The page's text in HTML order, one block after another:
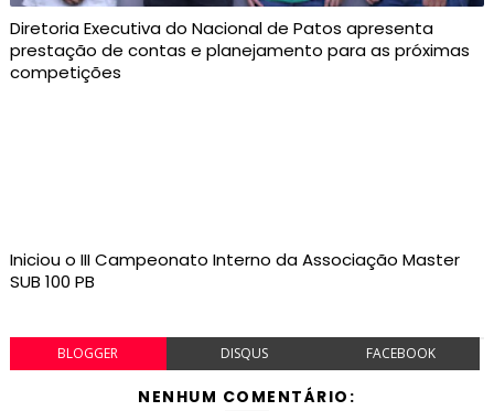
Diretoria Executiva do Nacional de Patos apresenta
prestação de contas e planejamento para as próximas
competições
Iniciou o III Campeonato Interno da Associação Master
SUB 100 PB
BLOGGER DISQUS FACEBOOK
NENHUM COMENTÁRIO: